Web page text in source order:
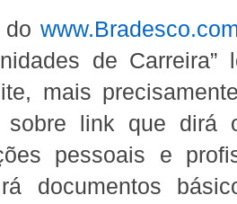
do
de Carreira”
mais
sobre link que dirá
pessoais e
documentos